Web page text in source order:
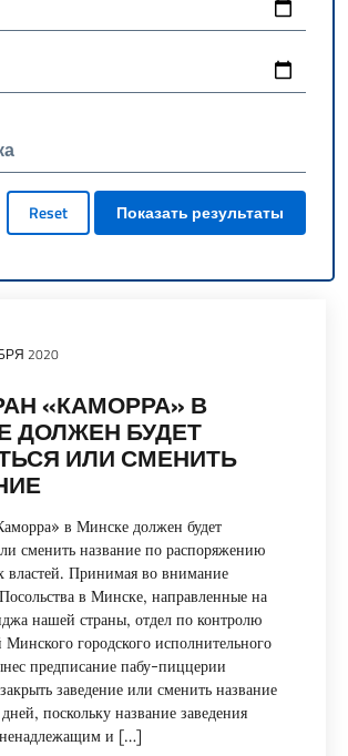
Reset Показать результаты
2020
«КАМОРРА» В
ДОЛЖЕН БУДЕТ
ИЛИ СМЕНИТЬ
в Минске должен будет
сменить название по распоряжению
властей. Принимая во внимание
в Минске, направленные на
нашей страны, отдел по контролю
Минского городского исполнительного
предписание пабу-пиццерии
заведение или сменить название
поскольку название заведения
и […]